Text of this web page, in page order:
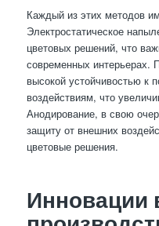
Каждый из этих методов
Электростатическое
цветовых решений, что
современных интерьерах.
высокой устойчивостью к
воздействиям, что
Анодирование, в свою
защиту от внешних
цветовые решения.
Инновации